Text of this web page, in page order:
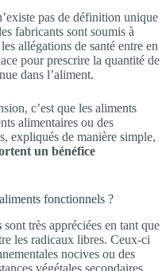
pas de définition unique
fabricants sont soumis à
allégations de santé entre en
pour prescrire la quantité de
dans l’aliment.
c’est que les aliments
alimentaires ou des
expliqués de manière simple,
un bénéfice
fonctionnels ?
sont très appréciées en tant que
les radicaux libres. Ceux-ci
nocives ou des
végétales secondaires